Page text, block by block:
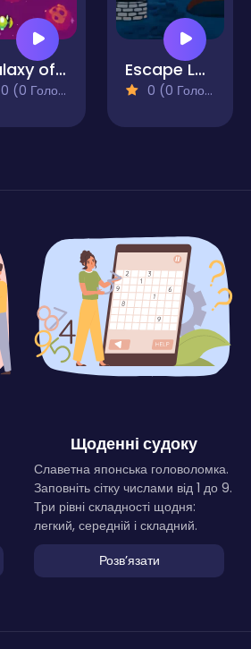
Galaxy of Fire
0 (0 Голосів)
Escape Labyrinth
0 (0 Голосів)
Щоденні судоку
Славетна японська головоломка.
Заповніть сітку числами від 1 до 9.
Три рівні складності щодня:
легкий, середній і складний.
Розвʼязати